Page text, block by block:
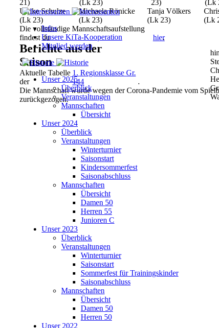
21)
(Lk 23)
23)
(Lk
Ulrike Schulze
(Lk 23)
Michaela Rönicke
(Lk 23)
Tanja Völkers
(Lk 23)
(Lk
Die vollständige Mannschaftsaufstellung
findest du
hier.
Berichte aus der
Saison
Aktuelle Tabelle
der
1. Regionsklasse Gr.
144
.
Die Mannschaft wurde wegen der Corona-Pandemie vom
zurückgezogen.
Infos
Unsere KiTa-Kooperation
Mitglied werden
Unser 2025
Überblick
Veranstaltungen
Mannschaften
Übersicht
Unser 2024
Überblick
Veranstaltungen
Winterturnier
Saisonstart
Kindersommerfest
Saisonabschluss
Mannschaften
Übersicht
Damen 50
Herren 55
Junioren C
Unser 2023
Überblick
Veranstaltungen
Winterturnier
Saisonstart
Sommerfest für Trainingskinder
Saisonabschluss
Mannschaften
Übersicht
Damen 50
Herren 50
Unser 2022